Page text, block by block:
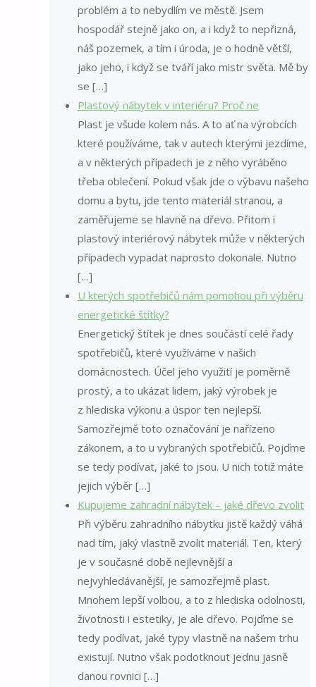
problém a to nebydlím ve městě. Jsem
hospodář stejně jako on, a i když to nepřizná,
náš pozemek, a tím i úroda, je o hodně větší,
jako jeho, i když se tváří jako mistr světa. Mě by
se […]
Plastový nábytek v interiéru? Proč ne
Plast je všude kolem nás. A to ať na výrobcích
které používáme, tak v autech kterými jezdíme,
a v některých případech je z něho vyráběno
třeba oblečení. Pokud však jde o výbavu našeho
domu a bytu, jde tento materiál stranou, a
zaměřujeme se hlavně na dřevo. Přitom i
plastový interiérový nábytek může v některých
případech vypadat naprosto dokonale. Nutno
[…]
U kterých spotřebičů nám pomohou při výběru
energetické štítky?
Energetický štítek je dnes součástí celé řady
spotřebičů, které využíváme v našich
domácnostech. Účel jeho využití je poměrně
prostý, a to ukázat lidem, jaký výrobek je
z hlediska výkonu a úspor ten nejlepší.
Samozřejmě toto označování je nařízeno
zákonem, a to u vybraných spotřebičů. Pojďme
se tedy podívat, jaké to jsou. U nich totiž máte
jejich výběr […]
Kupujeme zahradní nábytek – jaké dřevo zvolit
Při výběru zahradního nábytku jistě každý váhá
nad tím, jaký vlastně zvolit materiál. Ten, který
je v současné době nejlevnější a
nejvyhledávanější, je samozřejmě plast.
Mnohem lepší volbou, a to z hlediska odolnosti,
životnosti i estetiky, je ale dřevo. Pojďme se
tedy podívat, jaké typy vlastně na našem trhu
existují. Nutno však podotknout jednu jasně
danou rovnici […]